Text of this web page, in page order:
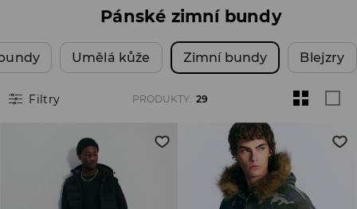
Pánské zimní bundy
Umělá kůže Zimní bundy Blejzry
Filtry PRODUKTY: 29